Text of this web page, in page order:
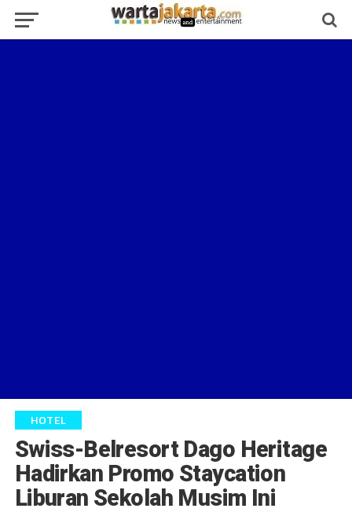
HOTEL
Swiss-Belresort Dago Heritage
Hadirkan Promo Staycation
Liburan Sekolah Musim Ini